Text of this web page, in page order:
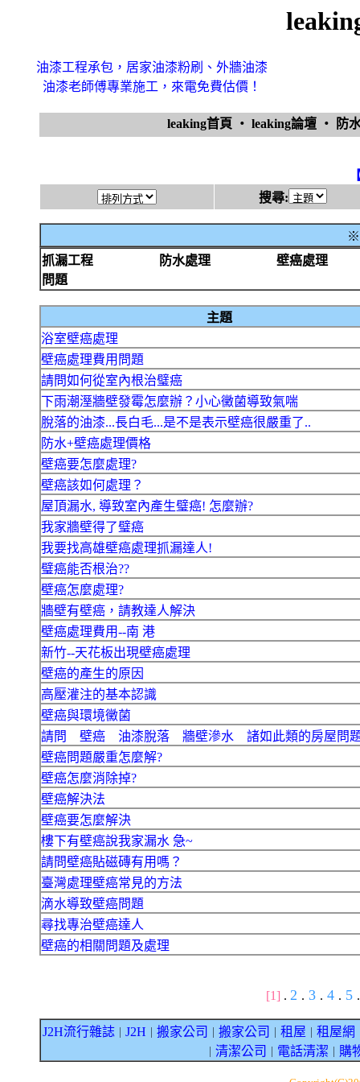
油漆工程承包，居家油漆粉刷、外牆油漆
油漆老師傅專業施工，來電免費估價！
leaking首頁 ‧ leaking論壇 ‧ 防
搜尋:
※
抓漏工程
防水處理
壁癌處理
問題
主題
浴室壁癌處理
壁癌處理費用問題
請問如何從室內根治璧癌
下雨潮溼牆壁發霉怎麼辦？小心黴菌導致氣喘
脫落的油漆...長白毛...是不是表示壁癌很嚴重了..
防水+壁癌處理價格
壁癌要怎麼處理?
壁癌該如何處理？
屋頂漏水, 導致室內產生璧癌! 怎麼辦?
我家牆壁得了璧癌
我要找高雄壁癌處理抓漏達人!
璧癌能否根治??
壁癌怎麼處理?
牆壁有壁癌，請教達人解決
壁癌處理費用--南 港
新竹--天花板出現壁癌處理
壁癌的產生的原因
高壓灌注的基本認識
壁癌與環境黴菌
請問 壁癌 油漆脫落 牆壁滲水 諸如此類的房屋問
壁癌問題嚴重怎麼解?
壁癌怎麼消除掉?
壁癌解決法
壁癌要怎麼解決
樓下有壁癌說我家漏水 急~
請問壁癌貼磁磚有用嗎？
臺灣處理壁癌常見的方法
滴水導致壁癌問題
尋找專治壁癌達人
壁癌的相關問題及處理
[1] . 2 . 3 . 4 . 5 .
J2H流行雜誌 J2H 搬家公司 搬家公司 租屋 租屋網
清潔公司 電話清潔 購